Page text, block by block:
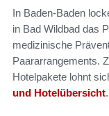
In Baden-Baden
in Bad Wildbad das
medizinische
Paararrangements.
Hotelpakete lohnt
und Hotelübersicht.